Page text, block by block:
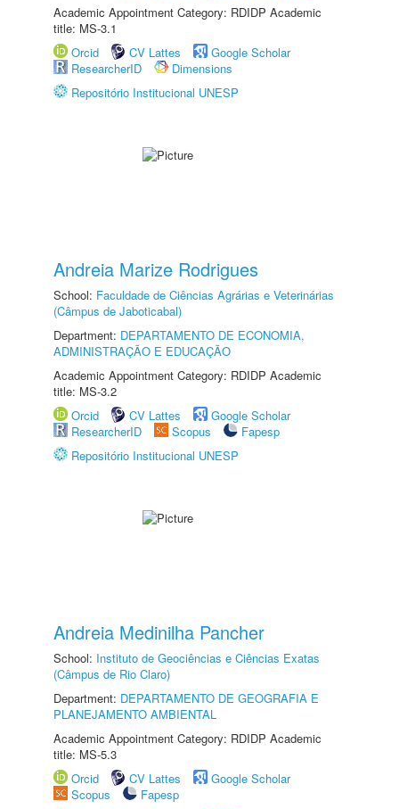
Academic Appointment Category: RDIDP Academic
title: MS-3.1
Orcid
CV Lattes
Google Scholar
ResearcherID
Dimensions
Repositório Institucional UNESP
Andreia Marize Rodrigues
School: Faculdade de Ciências Agrárias e Veterinárias
(Câmpus de Jaboticabal)
Department: DEPARTAMENTO DE ECONOMIA,
ADMINISTRAÇÃO E EDUCAÇÃO
Academic Appointment Category: RDIDP Academic
title: MS-3.2
Orcid
CV Lattes
Google Scholar
ResearcherID
Scopus
Fapesp
Repositório Institucional UNESP
Andreia Medinilha Pancher
School: Instituto de Geociências e Ciências Exatas
(Câmpus de Rio Claro)
Department: DEPARTAMENTO DE GEOGRAFIA E
PLANEJAMENTO AMBIENTAL
Academic Appointment Category: RDIDP Academic
title: MS-5.3
Orcid
CV Lattes
Google Scholar
Scopus
Fapesp